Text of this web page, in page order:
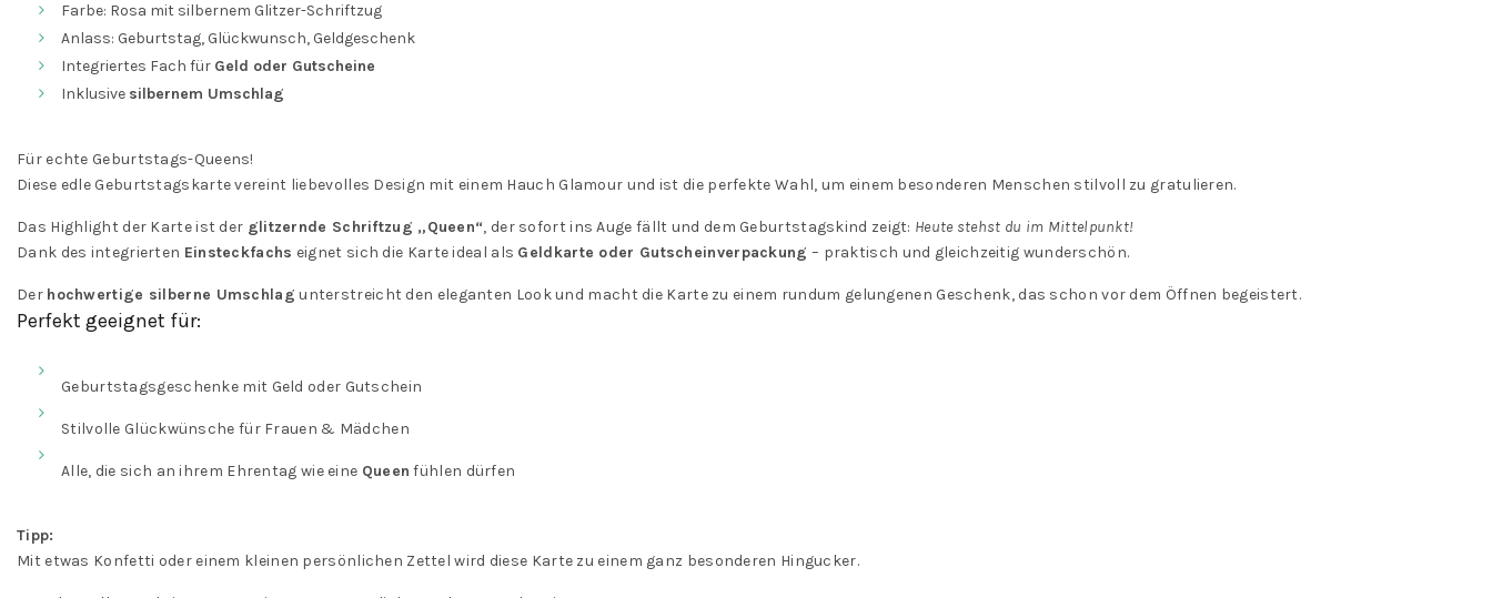
Farbe: Rosa mit silbernem Glitzer-Schriftzug
Anlass: Geburtstag, Glückwunsch, Geldgeschenk
Integriertes Fach für Geld oder Gutscheine
Inklusive silbernem Umschlag
Für echte Geburtstags-Queens!
Diese edle Geburtstagskarte vereint liebevolles Design mit einem Hauch Glamour und ist die perfekte Wahl, um einem besonderen Menschen stilvoll zu gratulieren.
Das Highlight der Karte ist der glitzernde Schriftzug „Queen“, der sofort ins Auge fällt und dem Geburtstagskind zeigt: Heute stehst du im Mittelpunkt!
Dank des integrierten Einsteckfachs eignet sich die Karte ideal als Geldkarte oder Gutscheinverpackung – praktisch und gleichzeitig wunderschön.
Der hochwertige silberne Umschlag unterstreicht den eleganten Look und macht die Karte zu einem rundum gelungenen Geschenk, das schon vor dem Öffnen begeistert.
Perfekt geeignet für:
Geburtstagsgeschenke mit Geld oder Gutschein
Stilvolle Glückwünsche für Frauen & Mädchen
Alle, die sich an ihrem Ehrentag wie eine Queen fühlen dürfen
Tipp:
Mit etwas Konfetti oder einem kleinen persönlichen Zettel wird diese Karte zu einem ganz besonderen Hingucker.